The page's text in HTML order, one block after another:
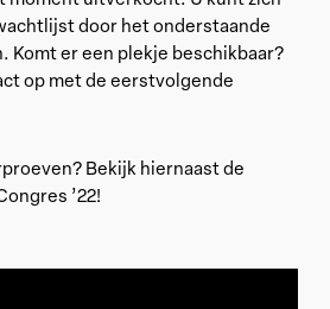
door het onderstaande
Komt er een plekje beschikbaar?
op met de eerstvolgende
Bekijk hiernaast de
’22!